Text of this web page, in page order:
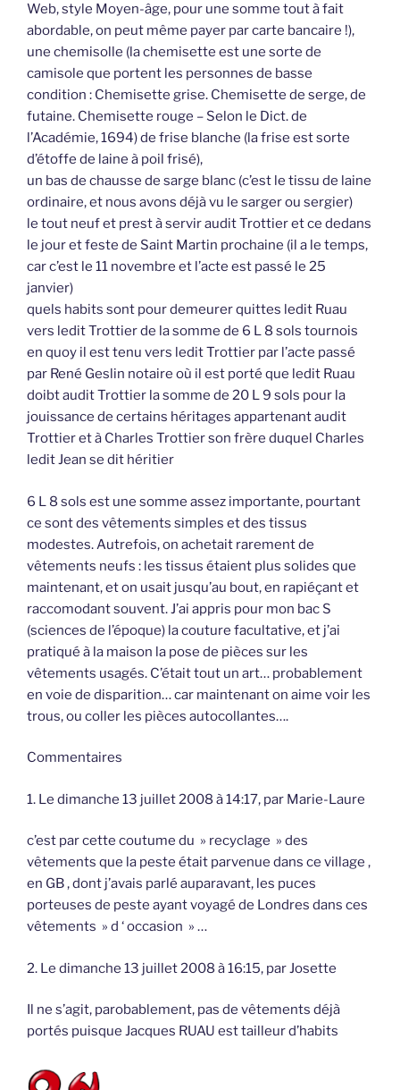
Web, style Moyen-âge, pour une somme tout à fait
abordable, on peut même payer par carte bancaire !),
une chemisolle (la chemisette est une sorte de
camisole que portent les personnes de basse
condition : Chemisette grise. Chemisette de serge, de
futaine. Chemisette rouge – Selon le Dict. de
l’Académie, 1694) de frise blanche (la frise est sorte
d’étoffe de laine à poil frisé),
un bas de chausse de sarge blanc (c’est le tissu de laine
ordinaire, et nous avons déjà vu le sarger ou sergier)
le tout neuf et prest à servir audit Trottier et ce dedans
le jour et feste de Saint Martin prochaine (il a le temps,
car c’est le 11 novembre et l’acte est passé le 25
janvier)
quels habits sont pour demeurer quittes ledit Ruau
vers ledit Trottier de la somme de 6 L 8 sols tournois
en quoy il est tenu vers ledit Trottier par l’acte passé
par René Geslin notaire où il est porté que ledit Ruau
doibt audit Trottier la somme de 20 L 9 sols pour la
jouissance de certains héritages appartenant audit
Trottier et à Charles Trottier son frère duquel Charles
ledit Jean se dit héritier
6 L 8 sols est une somme assez importante, pourtant
ce sont des vêtements simples et des tissus
modestes. Autrefois, on achetait rarement de
vêtements neufs : les tissus étaient plus solides que
maintenant, et on usait jusqu’au bout, en rapiéçant et
raccomodant souvent. J’ai appris pour mon bac S
(sciences de l’époque) la couture facultative, et j’ai
pratiqué à la maison la pose de pièces sur les
vêtements usagés. C’était tout un art… probablement
en voie de disparition… car maintenant on aime voir les
trous, ou coller les pièces autocollantes….
Commentaires
1. Le dimanche 13 juillet 2008 à 14:17, par Marie-Laure
c’est par cette coutume du » recyclage » des
vêtements que la peste était parvenue dans ce village ,
en GB , dont j’avais parlé auparavant, les puces
porteuses de peste ayant voyagé de Londres dans ces
vêtements » d ‘ occasion » …
2. Le dimanche 13 juillet 2008 à 16:15, par Josette
Il ne s’agit, parobablement, pas de vêtements déjà
portés puisque Jacques RUAU est tailleur d’habits